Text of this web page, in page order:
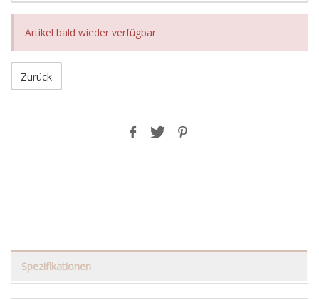
Artikel bald wieder verfügbar
Zurück
Spezifikationen